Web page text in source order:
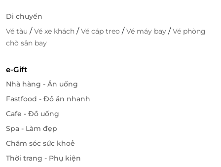
LifeLink – Nền tảng đặt dịch vụ thông
minh, ưu đãi hấp dẫn
Ưu điểm khi đặt Deluxe Room qua LifeLink
Đặt dịch vụ nhanh chóng, thuận tiện
Di chuyển
Vé tàu /Vé xe khách /Vé cáp treo /Vé máy bay /Vé phòng
chờ sân bay
e-Gift
Nhà hàng - Ăn uống
Fastfood - Đồ ăn nhanh
Cafe - Đồ uống
Spa - Làm đẹp
Chăm sóc sức khoẻ
Thời trang - Phụ kiện